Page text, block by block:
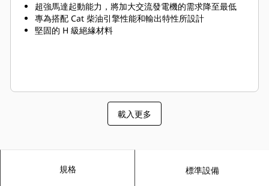
超強馬達起動能力，將加大交流發電機的需求降至最低
專為搭配 Cat 柴油引擎性能和輸出特性所設計
堅固的 H 級絕緣材料
載入更多
規格 標準設備